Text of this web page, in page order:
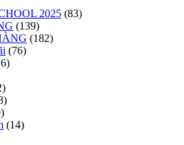
2025 (83)
(139)
(182)
(76)
(14)